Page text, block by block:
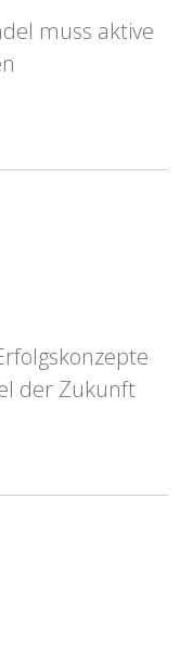
muss aktive
der Zukunft